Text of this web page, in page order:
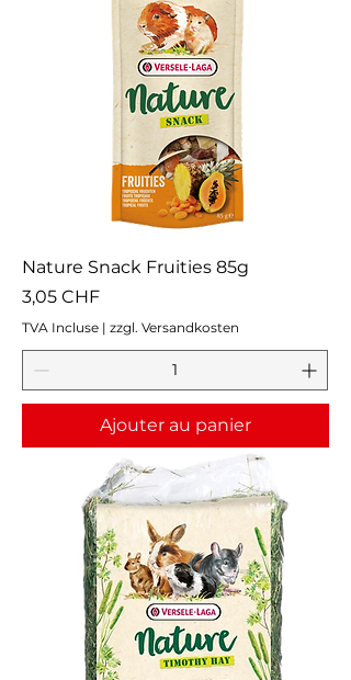
Nature Snack Fruities 85g
Prix
3,05 CHF
TVA Incluse | zzgl. Versandkosten
Ajouter au panier